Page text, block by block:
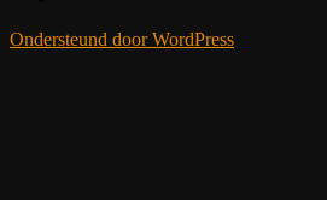
Ondersteund door WordPress